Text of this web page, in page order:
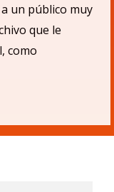
un público muy
que le
como